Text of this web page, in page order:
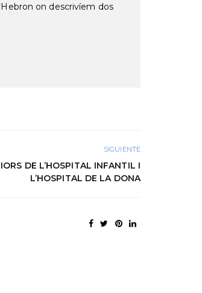
on descrivíem dos
SIGUIENTE
DE L’HOSPITAL INFANTIL I
L’HOSPITAL DE LA DONA